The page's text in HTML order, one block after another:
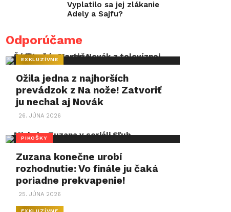
Vyplatilo sa jej zlákanie
Adely a Sajfu?
Odporúčame
EXKLUZÍVNE
Ožila jedna z najhorších
prevádzok z Na nože! Zatvoriť
ju nechal aj Novák
26. JÚNA 2026
PIKOŠKY
Zuzana konečne urobí
rozhodnutie: Vo finále ju čaká
poriadne prekvapenie!
25. JÚNA 2026
EXKLUZÍVNE